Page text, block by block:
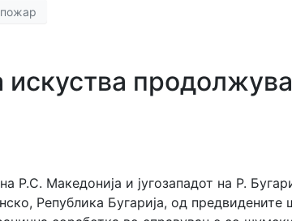
Македонија и југозападот на Р.
Република Бугарија, од предвидените